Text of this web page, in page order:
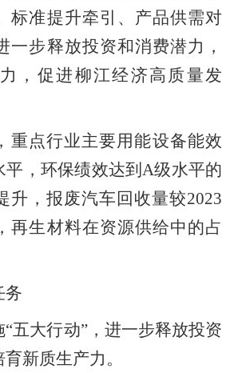
标准提升牵引、产品供需对
一步释放投资和消费潜力，
，促进柳江经济高质量发
重点行业主要用能设备能效
平，环保绩效达到A级水平的
升，报废汽车回收量较2023
再生材料在资源供给中的占
务
“五大行动”，进一步释放投资
新质生产力。